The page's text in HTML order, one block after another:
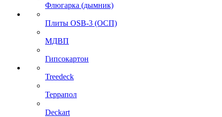
Флюгарка (дымник)
Плиты OSB-3 (ОСП)
МДВП
Гипсокартон
Treedeck
Террапол
Deckart